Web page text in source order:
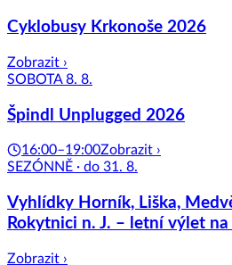
Cyklobusy Krkonoše 2026
Zobrazit ›
SOBOTA 8. 8.
Špindl Unplugged 2026
16:00–19:00Zobrazit ›
SEZÓNNĚ · do 31. 8.
Vyhlídky Horník, Liška,
Rokytnici n. J. – letní výlet
Zobrazit ›